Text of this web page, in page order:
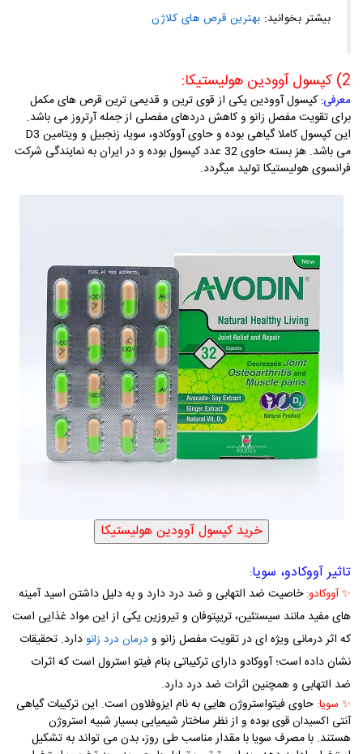
بیشتر بخوانید: بهترین قرص های کلاژن
2) کپسول آوودین هولیستیکا:
معرفی: کپسول آوودین یکی از قوی ترین و قدیمی ترین قرص های مکمل
برای تقویت مفصل زانو و کاهش دردهای مفصلی از جمله آرتروز می باشد.
این کپسول کاملا گیاهی بوده و حاوی آووکادو، سویا، زنجبیل و ویتامین D3
می باشد. هز بسته حاوی 32 عدد کپسول بوده و در ایران به نمایندگی شرکت
فرانسوی هولیستیکا تولید میگردد.
تاثیر آووکادو، سویا:
✨آووکادو:خاصیت ضد التهابی و ضد درد دارد و به دلیل داشتن اسید آمینه
های مفید مانند سیستئین، تریپتوفان و تیروزینیکی از این مواد غذایی است
که اثر درمانی ویژه ای در تقویت مفصل زانو و درمان درد زانو دارد. تحقیقات
نشان داده است؛ آووکادو دارای ترکیباتی بنام فیتو استرول است که اثرات
ضد التهابی و همچنین اثرات ضد درد دارد.
✨ سویا: حاوی فیتواستروژن هایی به نام ایزوفلاون است. این ترکیبات گیاهی
آنتی اکسیدان قویبوده و از نظر ساختار شیمیایی بسیار شبیه استروژن
هستند. با مصرف سویا با مقدار مناسب طی روز، بدن می‌ تواند به تشکیل